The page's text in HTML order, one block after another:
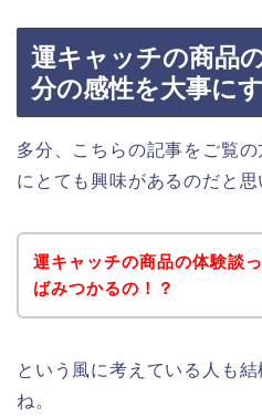
運キャッチの商品
分の感性を大事に
多分、こちらの記事をご覧
にとても興味があるのだと思
運キャッチの商品の体験談
ばみつかるの！？
という風に考えている人も
ね。